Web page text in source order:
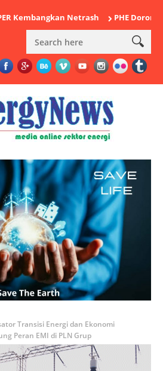
Netrash PHE Dorong Inovasi
Transisi Energi dan Ekonomi
Peran EMI di PLN Grup